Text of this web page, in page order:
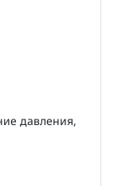
давления,